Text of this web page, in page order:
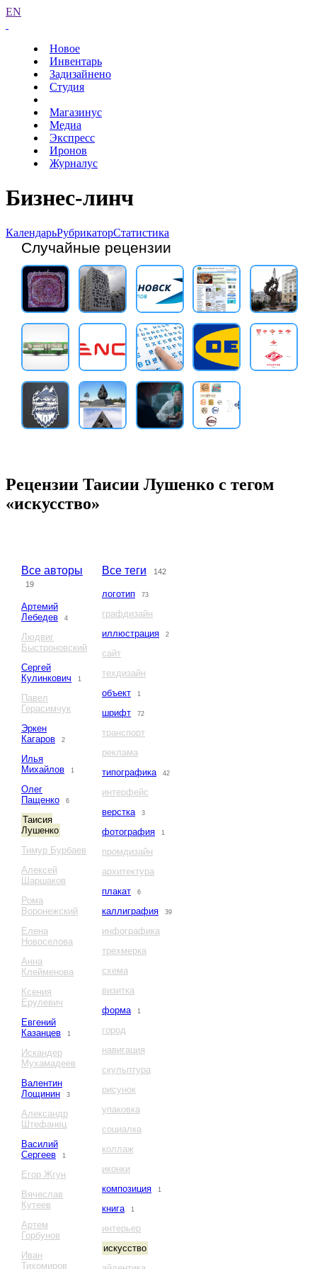
EN
Новое
Инвентарь
Задизайнено
Студия
Магазинус
Медиа
Экспресс
Иронов
Журналус
Бизнес-линч
КалендарьРубрикаторСтатистика
Случайные рецензии
Рецензии Таисии Лушенко с тегом
«искусство»
Все авторы
19
Артемий
Лебедев
4
Людвиг
Быстроновский
Сергей
Кулинкович
1
Павел
Герасимчук
Эркен
Кагаров
2
Илья
Михайлов
1
Олег
Пащенко
6
Таисия
Лушенко
Тимур Бурбаев
Алексей
Шаршаков
Рома
Воронежский
Елена
Новоселова
Анна
Клейменова
Ксения
Ерулевич
Евгений
Казанцев
1
Искандер
Мухамадеев
Валентин
Лощинин
3
Александр
Штефанец
Василий
Сергеев
1
Егор Жгун
Вячеслав
Кутеев
Артем
Горбунов
Иван
Тихомиров
Все теги 142
логотип 73
графдизайн
иллюстрация
2
сайт
техдизайн
объект
1
шрифт 72
транспорт
реклама
типографика
42
интерфейс
верстка
3
фотография 1
промдизайн
архитектура
плакат
6
каллиграфия 39
инфографика
трехмерка
схема
визитка
форма
1
город
навигация
скульптура
рисунок
упаковка
социалка
коллаж
иконки
композиция
1
книга 1
интерьер
искусство